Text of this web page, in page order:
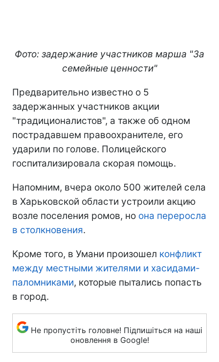
Фото: задержание участников марша "За
семейные ценности"
Предварительно известно о 5
задержанных участников акции
"традиционалистов", а также об одном
пострадавшем правоохранителе, его
ударили по голове. Полицейского
госпитализировала скорая помощь.
Напомним, вчера около 500 жителей села
в Харьковской области устроили акцию
возле поселения ромов, но она переросла
в столкновения.
Кроме того, в Умани произошел конфликт
между местными жителями и хасидами-
паломниками, которые пытались попасть
в город.
Не пропустіть головне! Підпишіться на наші
оновлення в Google!